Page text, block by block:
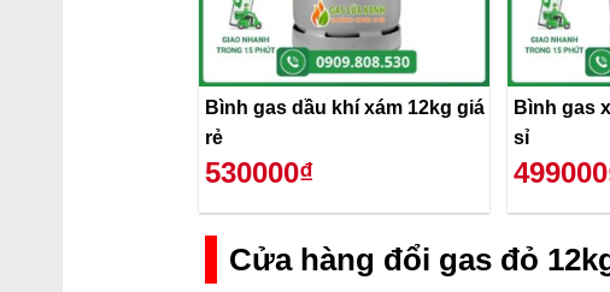
Bình gas dầu khí xám 12kg giá
rẻ
530000₫
Bình gas
sỉ
Cửa hàng đổi gas đỏ